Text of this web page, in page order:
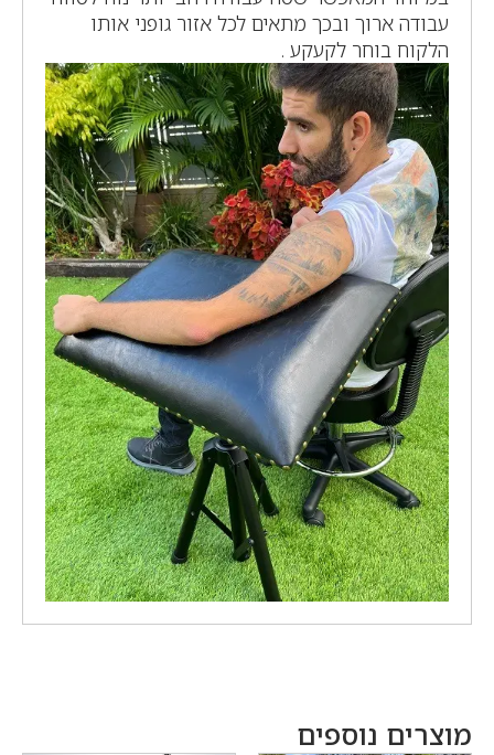
עבודה ארוך ובכך מתאים לכל אזור גופני אותו
הלקוח בוחר לקעקע .
מוצרים נוספים